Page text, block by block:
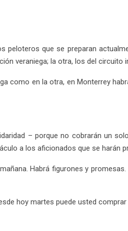
que se preparan
veraniega; la otra, los del circuito
como en la otra, en Monterrey
– porque no cobrarán un
a los aficionados que se harán
Habrá figurones y
hoy martes puede usted